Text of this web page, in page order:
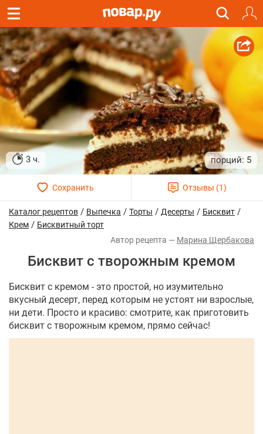
3 ч. 5
Каталог рецептов / Выпечка / Торты / Десерты / Бисквит /
Крем / Бисквитный торт
Марина Щербакова
Бисквит с творожным кремом
Бисквит с кремом - это простой, но изумительно
вкусный десерт, перед которым не устоят ни взрослые,
ни дети. Просто и красиво: смотрите, как приготовить
бисквит с творожным кремом, прямо сейчас!